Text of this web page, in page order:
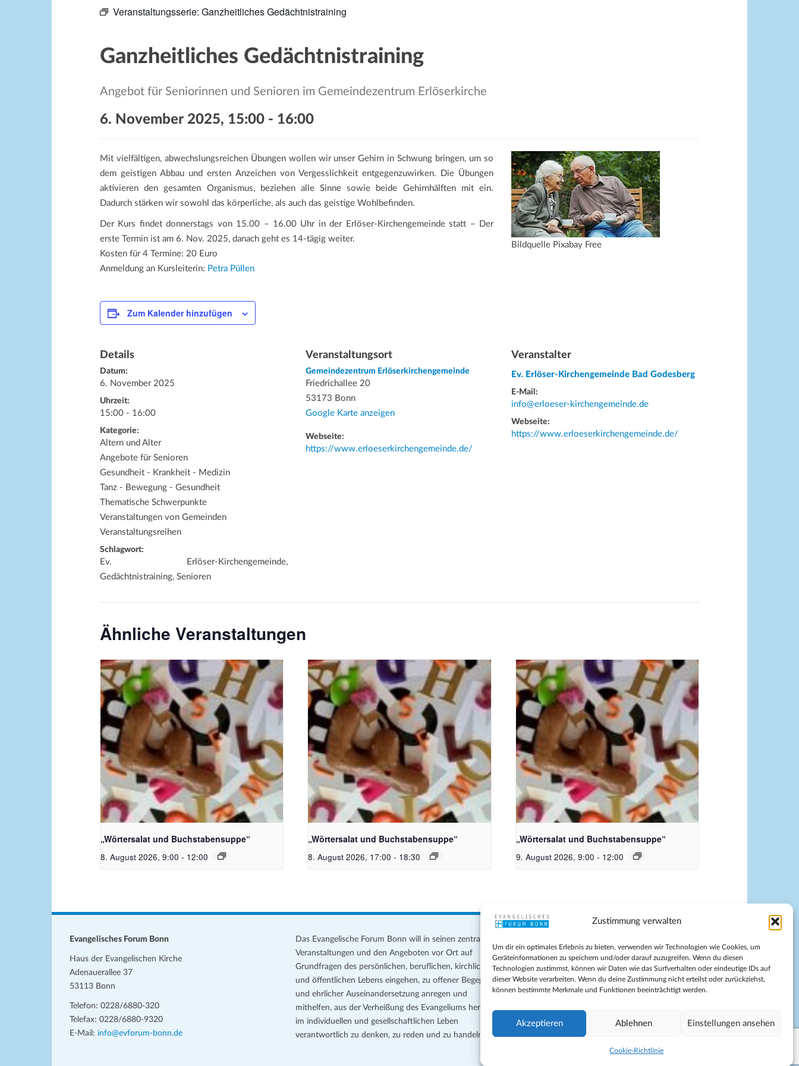
Zustimmung verwalten
Um dir ein optimales Erlebnis zu bieten, verwenden wir Technologien wie Cookies, um
Geräteinformationen zu speichern und/oder darauf zuzugreifen. Wenn du diesen
Technologien zustimmst, können wir Daten wie das Surfverhalten oder eindeutige IDs auf
dieser Website verarbeiten. Wenn du deine Zustimmung nicht erteilst oder zurückziehst,
können bestimmte Merkmale und Funktionen beeinträchtigt werden.
Akzeptieren Ablehnen Einstellungen ansehen
Cookie-Richtlinie
Veranstaltungsserie: Ganzheitliches Gedächtnistraining
Ganzheitliches Gedächtnistraining
Angebot für Seniorinnen und Senioren im Gemeindezentrum Erlöserkirche
6. November 2025, 15:00 - 16:00
Mit vielfältigen, abwechslungsreichen Übungen wollen wir unser Gehirn in Schwung bringen, um so
dem geistigen Abbau und ersten Anzeichen von Vergesslichkeit entgegenzuwirken. Die Übungen
aktivieren den gesamten Organismus, beziehen alle Sinne sowie beide Gehirnhälften mit ein.
Dadurch stärken wir sowohl das körperliche, als auch das geistige Wohlbefinden.
Der Kurs findet donnerstags von 15.00 – 16.00 Uhr in der Erlöser-Kirchengemeinde statt – Der
erste Termin ist am 6. Nov. 2025, danach geht es 14-tägig weiter.
Kosten für 4 Termine: 20 Euro
Anmeldung an Kursleiterin: Petra Püllen
Bildquelle Pixabay Free
Zum Kalender hinzufügen
Details
Datum:
6. November 2025
Uhrzeit:
15:00 - 16:00
Kategorie:
Altern und Alter
Angebote für Senioren
Gesundheit - Krankheit - Medizin
Tanz - Bewegung - Gesundheit
Thematische Schwerpunkte
Veranstaltungen von Gemeinden
Veranstaltungsreihen
Schlagwort:
Ev. Erlöser-Kirchengemeinde,
Gedächtnistraining, Senioren
Veranstaltungsort
Gemeindezentrum Erlöserkirchengemeinde
Friedrichallee 20
53173 Bonn
Google Karte anzeigen
Webseite:
https://www.erloeserkirchengemeinde.de/
Veranstalter
Ev. Erlöser-Kirchengemeinde Bad Godesberg
E-Mail:
info@erloeser-kirchengemeinde.de
Webseite:
https://www.erloeserkirchengemeinde.de/
Ähnliche Veranstaltungen
Bildquelle_ Pixabay Free_Christoph
Meinersmann
„Wörtersalat und Buchstabensuppe“
8. August 2026, 9:00 - 12:00
Bildquelle_ Pixabay Free_Christoph
Meinersmann
„Wörtersalat und Buchstabensuppe“
8. August 2026, 17:00 - 18:30
Bildquelle_ Pixabay Free_Christoph
Meinersmann
„Wörtersalat und Buchstabensuppe“
9. August 2026, 9:00 - 12:00
Evangelisches Forum Bonn
Haus der Evangelischen Kirche
Adenauerallee 37
53113 Bonn
Telefon: 0228/6880-320
Telefax: 0228/6880-9320
E-Mail: info@evforum-bonn.de
Das Evangelische Forum Bonn will in seinen zentralen
Veranstaltungen und den Angeboten vor Ort auf
Grundfragen des persönlichen, beruflichen, kirchlichen
und öffentlichen Lebens eingehen, zu offener Begegnung
und ehrlicher Auseinandersetzung anregen und
mithelfen, aus der Verheißung des Evangeliums heraus
im individuellen und gesellschaftlichen Leben
verantwortlich zu denken, zu reden und zu handeln.
Datenschutz
Teilnahmebedingungen
Evangelische Kirche in Bonn
Cookie-Richtlinie (EU)